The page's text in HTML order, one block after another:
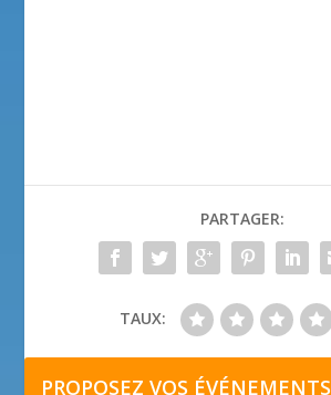
PARTAGER:
TAUX:
PROPOSEZ VOS ÉVÉNEMENTS